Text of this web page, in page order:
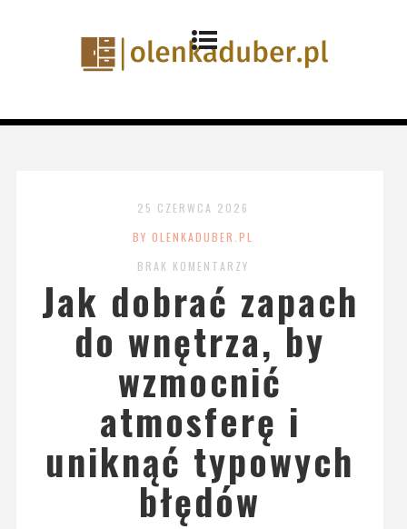
25 CZERWCA 2026
BY OLENKADUBER.PL
BRAK KOMENTARZY
Jak dobrać zapach
do wnętrza, by
wzmocnić
atmosferę i
uniknąć typowych
błędów